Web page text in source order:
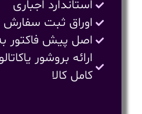
استاندارد اجباری
اوراق ثبت سفارش
اصل پیش فاکتور
ارائه بروشور
کامل کالا